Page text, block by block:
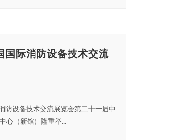
国际消防设备技术交流
防设备技术交流展览会第二十一届中
心（新馆）隆重举...